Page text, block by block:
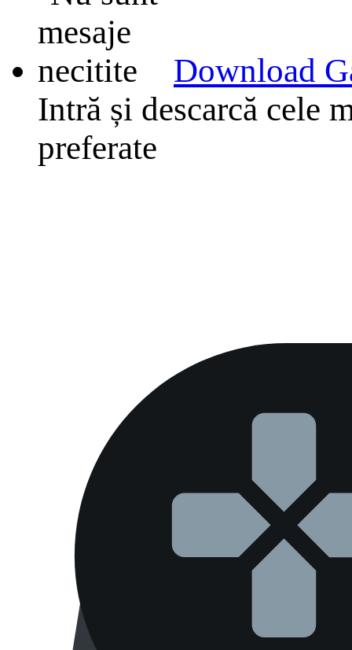
Download
Intră și descarcă cele
preferate